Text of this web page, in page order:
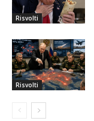
Risvolti
Risvolti